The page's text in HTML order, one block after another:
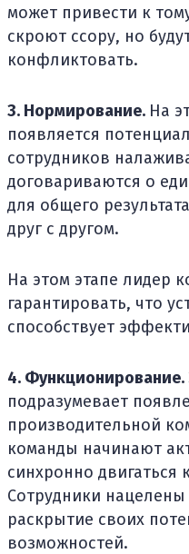
может привести к
скроют ссору, но
конфликтовать.
3. Нормирование. На
появляется
сотрудников
договариваются о
для общего
друг с другом.
На этом этапе лидер
гарантировать, что
способствует
4. Функционирование.
подразумевает
производительной
команды начинают
синхронно
Сотрудники
раскрытие своих
возможностей.